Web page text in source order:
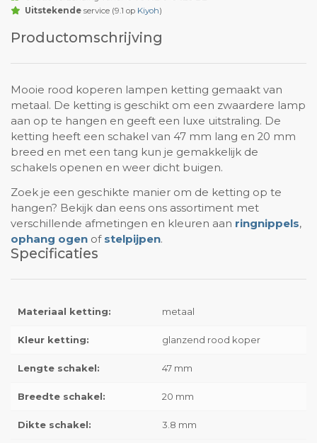
Uitstekendeservice (9.1 op Kiyoh)
Productomschrijving
Mooie rood koperen lampen ketting gemaakt van
metaal. De ketting is geschikt om een zwaardere lamp
aan op te hangen en geeft een luxe uitstraling. De
ketting heeft een schakel van 47 mm lang en 20 mm
breed en met een tang kun je gemakkelijk de
schakels openen en weer dicht buigen.
Zoek je een geschikte manier om de ketting op te
hangen? Bekijk dan eens ons assortiment met
verschillende afmetingen en kleuren aan ringnippels,
ophang ogen of stelpijpen.
Specificaties
Materiaal ketting: metaal
Kleur ketting: glanzend rood koper
Lengte schakel: 47 mm
Breedte schakel: 20 mm
Dikte schakel: 3.8 mm